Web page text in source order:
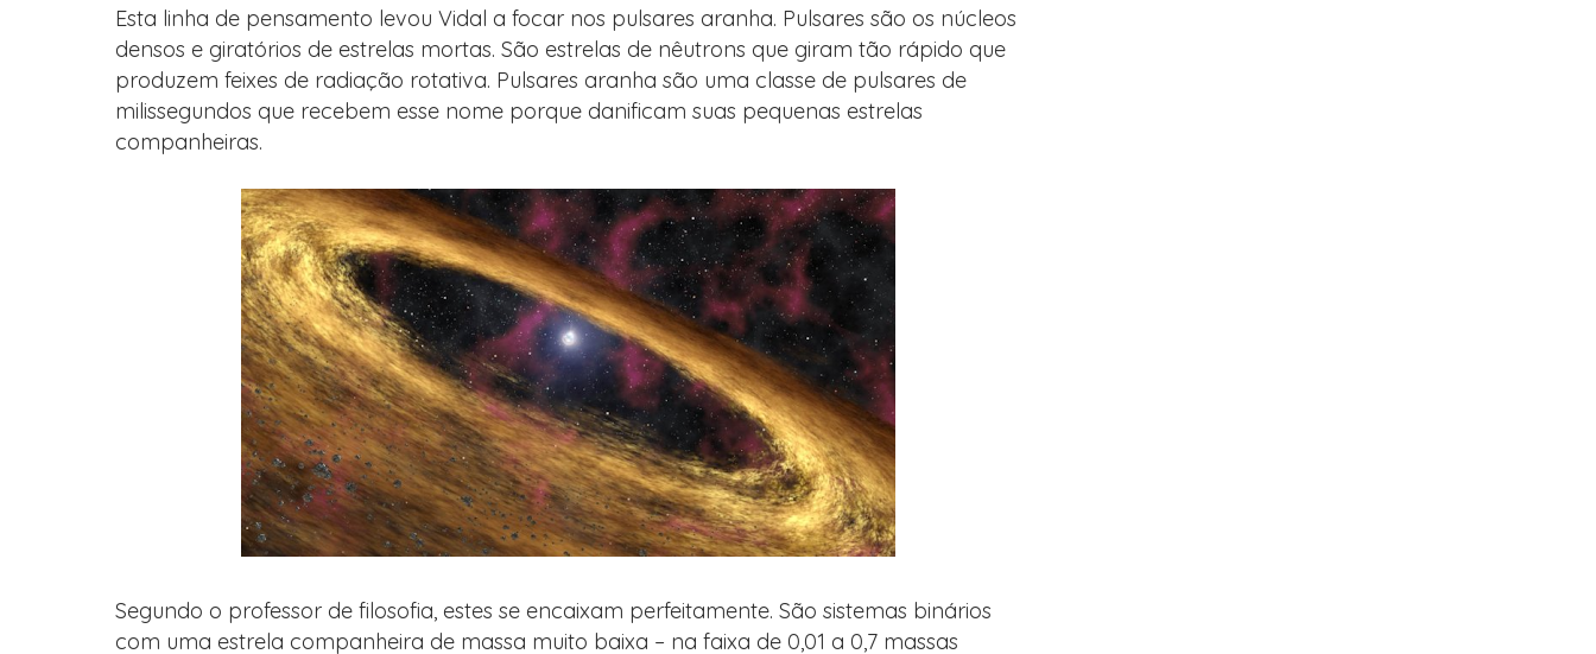
Esta linha de pensamento levou Vidal a focar nos pulsares aranha. Pulsares são os núcleos
densos e giratórios de estrelas mortas. São estrelas de nêutrons que giram tão rápido que
produzem feixes de radiação rotativa. Pulsares aranha são uma classe de pulsares de
milissegundos que recebem esse nome porque danificam suas pequenas estrelas
companheiras.
Segundo o professor de filosofia, estes se encaixam perfeitamente. São sistemas binários
com uma estrela companheira de massa muito baixa – na faixa de 0,01 a 0,7 massas